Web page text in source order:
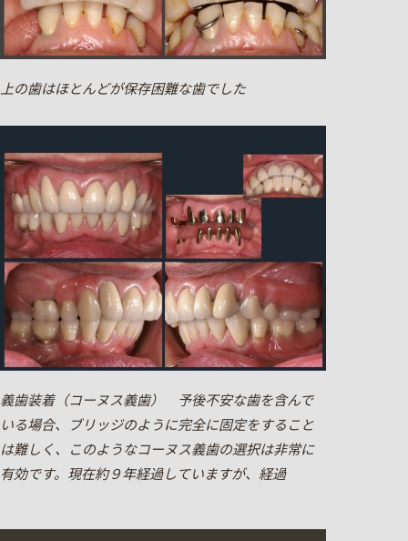
上の歯はほとんどが保存困難な歯でした
義歯装着（コーヌス義歯） 予後不安な歯を含んで
いる場合、ブリッジのように完全に固定をすること
は難しく、このようなコーヌス義歯の選択は非常に
有効です。現在約９年経過していますが、経過